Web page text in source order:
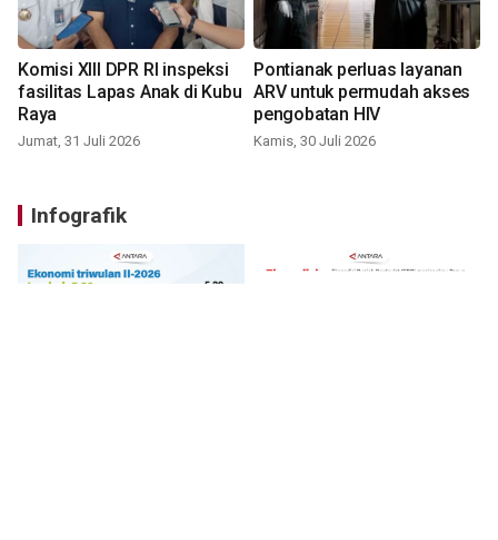
Komisi XIII DPR RI inspeksi
fasilitas Lapas Anak di Kubu
Raya
Jumat, 31 Juli 2026
Pontianak perluas layanan
ARV untuk permudah akses
pengobatan HIV
Kamis, 30 Juli 2026
Infografik